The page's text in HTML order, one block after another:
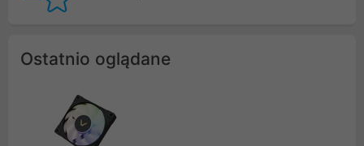
Ostatnio oglądane